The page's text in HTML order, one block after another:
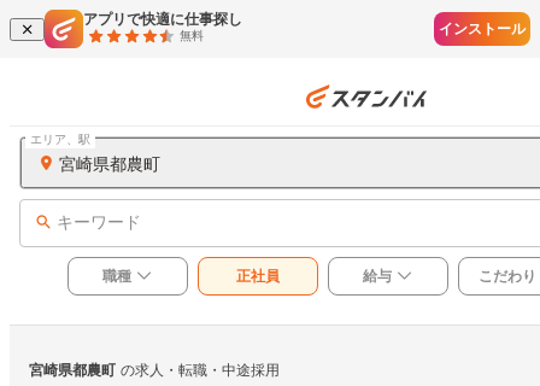
アプリで快適に仕事探し
無料 インストール
宮崎県都農町
エリア、駅
キーワード
職種 正社員 給与 こだわり
宮崎県都農町 の求人・転職・中途採用